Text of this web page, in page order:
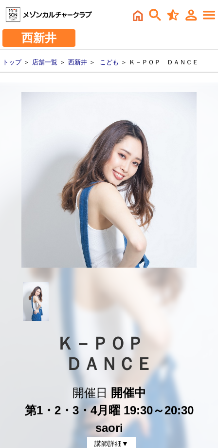
西新井
トップ＞ 店舗一覧 ＞ 西新井 ＞ こども ＞ Ｋ－ＰＯＰ ＤＡＮＣＥ
Ｋ－ＰＯＰ
ＤＡＮＣＥ
開催日
開催中
第1・2・3・4月曜 19:30～20:30
saori
講師詳細▼